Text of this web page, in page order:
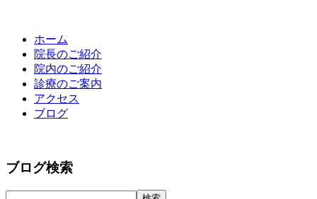
ホーム
院長のご紹介
院内のご紹介
診療のご案内
アクセス
ブログ
ブログ検索